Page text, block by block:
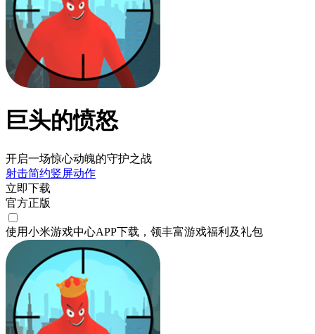
巨头的愤怒
开启一场惊心动魄的守护之战
射击简约竖屏动作
立即下载
官方正版
使用小米游戏中心APP下载 ，领丰富游戏福利 及礼包